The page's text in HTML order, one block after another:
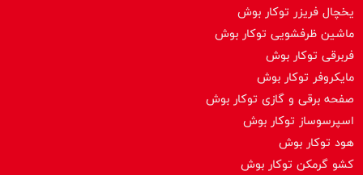
یخچال فریزر توکار بوش
ماشین ظرفشویی توکار بوش
فربرقی توکار بوش
مایکروفر توکار بوش
صفحه برقی و گازی توکار بوش
اسپرسوساز توكار بوش
هود توکار بوش
کشو گرمکن توکار بوش